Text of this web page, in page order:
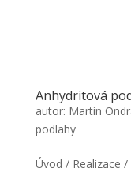
Anhydritová
autor: Martin
podlahy
Úvod / Realizace